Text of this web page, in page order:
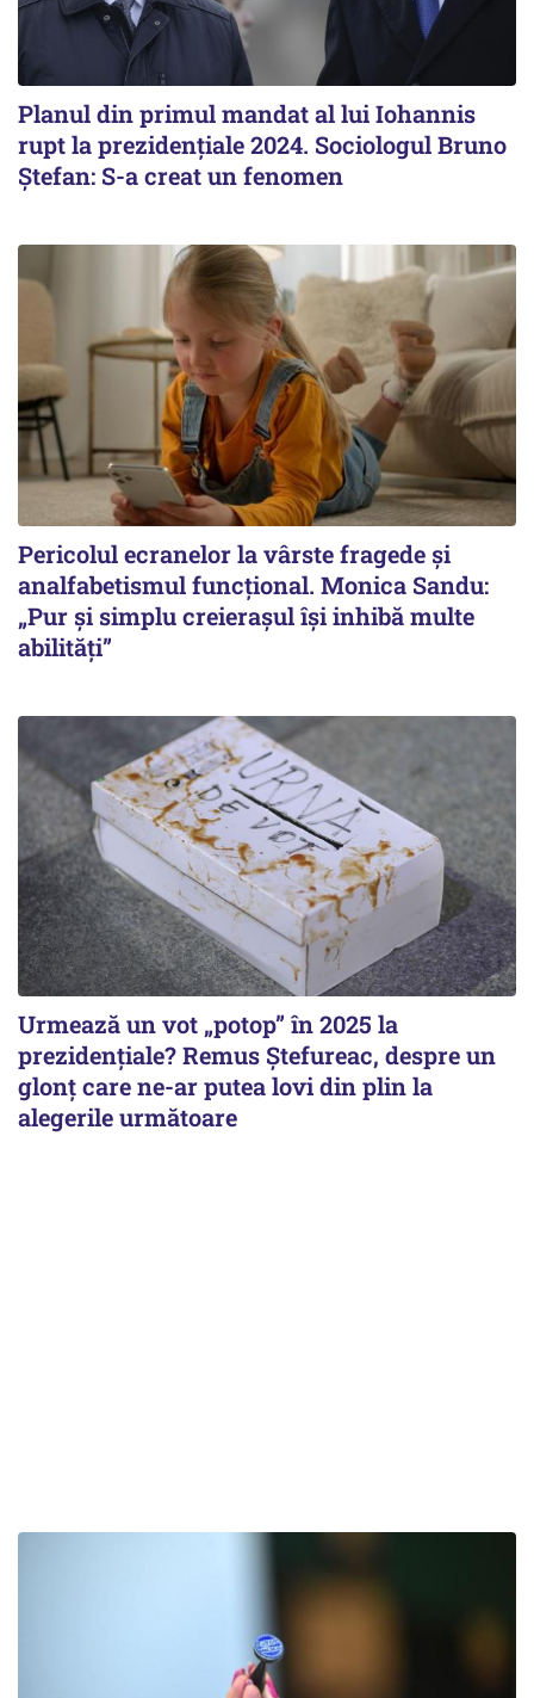
Planul din primul mandat al lui Iohannis
rupt la prezidențiale 2024. Sociologul Bruno
Ștefan: S-a creat un fenomen
Pericolul ecranelor la vârste fragede și
analfabetismul funcțional. Monica Sandu:
„Pur și simplu creierașul își inhibă multe
abilități”
Urmează un vot „potop” în 2025 la
prezidențiale? Remus Ștefureac, despre un
glonț care ne-ar putea lovi din plin la
alegerile următoare